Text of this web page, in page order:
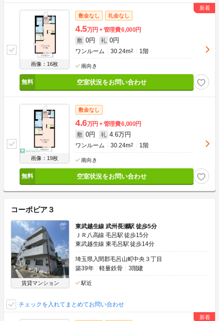
画像：16枚
敷金なし 礼金なし
4.5万円 管理費6,000円
敷 0円 礼 0円
ワンルーム 30.24m2 1階
南向き
空室状況をお問い合わせ
画像：19枚
敷金なし
4.6万円 管理費6,000円
敷 0円 礼 4.6万円
ワンルーム 30.24m2 1階
南向き
空室状況をお問い合わせ
コーポピア３
賃貸マンション
東武越生線 武州長瀬駅 徒歩5分
ＪＲ八高線 毛呂駅 徒歩15分
東武越生線 東毛呂駅 徒歩14分
埼玉県入間郡毛呂山町中央３丁目
築39年
軽量鉄骨 3階建
駅近
チェックを入れてまとめてお問い合わせ